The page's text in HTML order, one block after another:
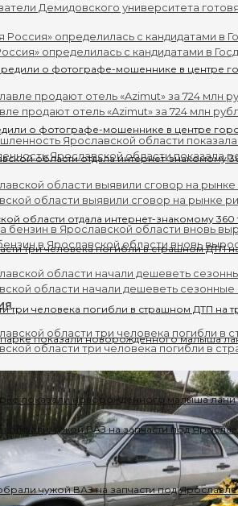
Демидовского университета
определилась с кандидатами в
продают отель «Azimut» за 724 млн
Ярославской области показала
области выявили сговор на рынке
в Ярославской области вновь
области начали дешеветь
области три человека погибли в
о фотографе-мошеннике в центре
области отдала интернет-знакомому 360
три человека погибли в страшном ДТП на
показали новорожденного малыша лани
чужой ВАЗ на запчасти под